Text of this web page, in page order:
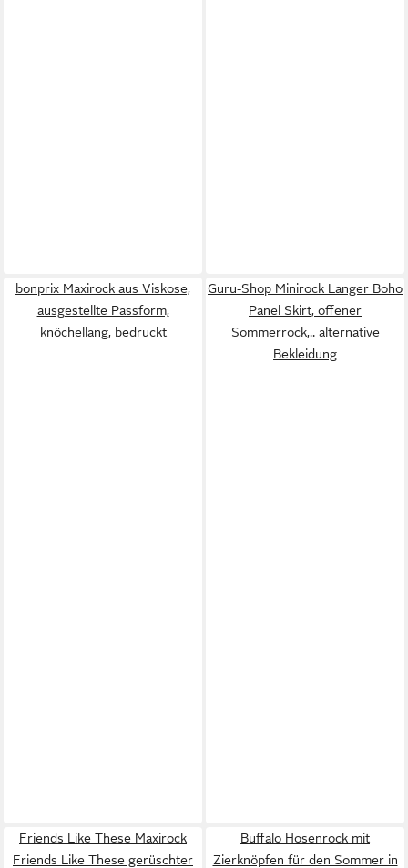
bonprix Maxirock aus Viskose,
ausgestellte Passform,
knöchellang, bedruckt
Guru-Shop Minirock Langer Boho
Panel Skirt, offener
Sommerrock,.. alternative
Bekleidung
Friends Like These Maxirock
Friends Like These gerüschter
Buffalo Hosenrock mit
Zierknöpfen für den Sommer in